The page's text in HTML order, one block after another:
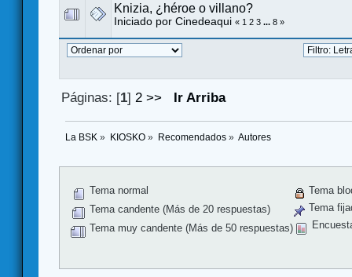
Knizia, ¿héroe o villano?
Iniciado por Cinedeaqui « 1 2 3 ... 8 »
Páginas: [1] 2 >> Ir Arriba
La BSK » KIOSKO» Recomendados» Autores
Tema normal
Tema candente (Más de 20 respuestas)
Tema muy candente (Más de 50 respuestas)
Tema
Tema